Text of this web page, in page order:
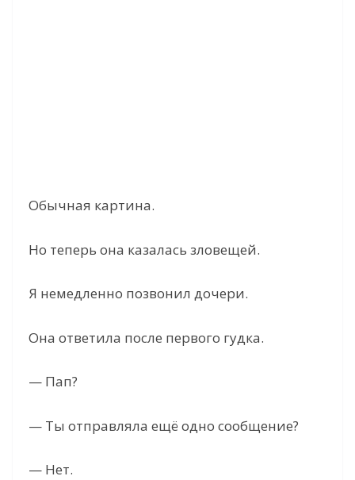
Обычная картина.
Но теперь она казалась зловещей.
Я немедленно позвонил дочери.
Она ответила после первого гудка.
— Пап?
— Ты отправляла ещё одно сообщение?
— Нет.